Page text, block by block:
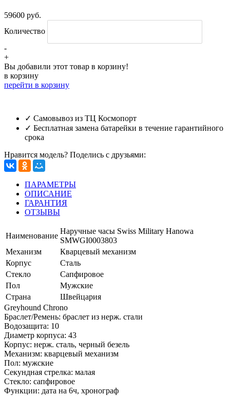
59600 руб.
Количество
-
+
Вы добавили этот товар в корзину!
в корзину
перейти в корзину
✓ Самовывоз из ТЦ Космопорт
✓ Бесплатная замена батарейки в течение гарантийного
срока
Нравится модель? Поделись с друзьями:
ПАРАМЕТРЫ
ОПИСАНИЕ
ГАРАНТИЯ
ОТЗЫВЫ
Наименование
Наручные часы Swiss Military Hanowa
SMWGI0003803
Механизм
Кварцевый механизм
Корпус
Сталь
Стекло
Сапфировое
Пол
Мужские
Страна
Швейцария
Greyhound Chrono
Браслет/Ремень: браслет из нерж. стали
Водозащита: 10
Диаметр корпуса: 43
Корпус: нерж. сталь, черный безель
Механизм: кварцевый механизм
Пол: мужские
Секундная стрелка: малая
Стекло: сапфировое
Функции: дата на 6ч, хронограф